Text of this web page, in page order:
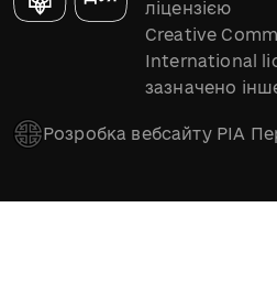
ліцензією
Creative
International
зазначено
Розробка вебсайту РІА